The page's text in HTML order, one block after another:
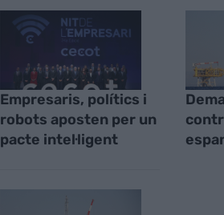
Empresaris, polítics i
robots aposten per un
pacte intel·ligent